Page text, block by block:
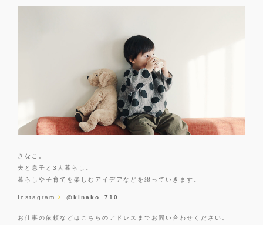
きなこ。
夫と息子と3人暮らし。
暮らしや子育てを楽しむアイデアなどを綴っていきます。
Instagram @kinako_710
お仕事の依頼などはこちらのアドレスまでお問い合わせください。